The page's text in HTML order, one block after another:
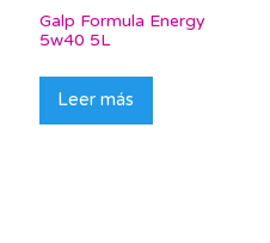
Galp Formula Energy
5w40 5L
Leer más